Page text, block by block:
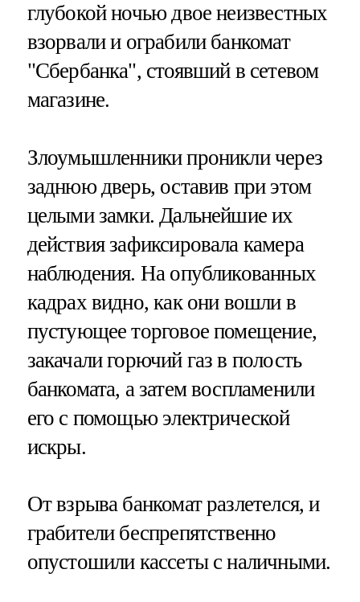
глубокой ночью двое неизвестных
взорвали и ограбили банкомат
"Сбербанка", стоявший в сетевом
магазине.
Злоумышленники проникли через
заднюю дверь, оставив при этом
целыми замки. Дальнейшие их
действия зафиксировала камера
наблюдения. На опубликованных
кадрах видно, как они вошли в
пустующее торговое помещение,
закачали горючий газ в полость
банкомата, а затем воспламенили
его с помощью электрической
искры.
От взрыва банкомат разлетелся, и
грабители беспрепятственно
опустошили кассеты с наличными.